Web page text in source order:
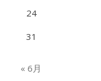
24
31
« 6月